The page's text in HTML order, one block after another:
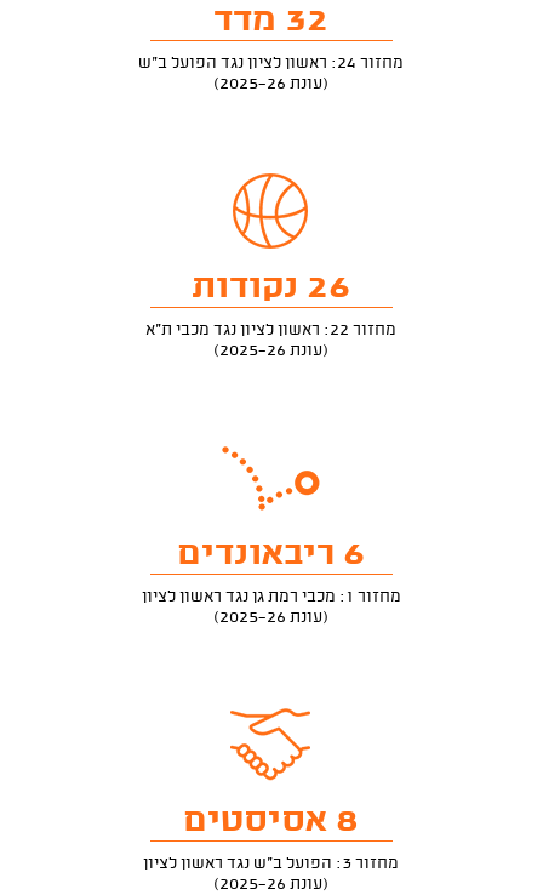
32 מדד
מחזור 24: ראשון לציון נגד הפועל ב"ש
(עונת 2025-26)
26 נקודות
מחזור 22: ראשון לציון נגד מכבי ת"א
(עונת 2025-26)
6 ריבאונדים
מחזור 1: מכבי רמת גן נגד ראשון לציון
(עונת 2025-26)
8 אסיסטים
מחזור 3: הפועל ב"ש נגד ראשון לציון
(עונת 2025-26)